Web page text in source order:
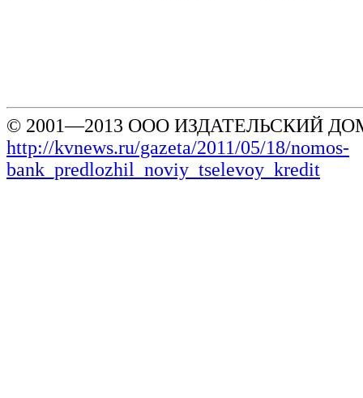
© 2001—2013 ООО ИЗДАТЕЛЬСКИЙ
http://kvnews.ru/gazeta/2011/05/18/nomos-
bank_predlozhil_noviy_tselevoy_kredit